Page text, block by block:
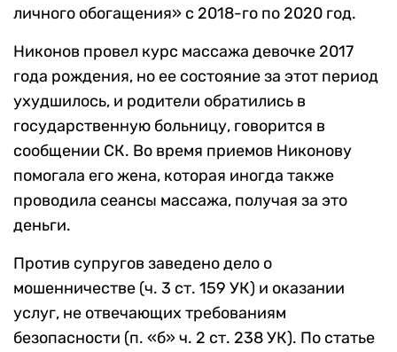
личного обогащения» с 2018-го по 2020 год.
Никонов провел курс массажа девочке 2017
года рождения, но ее состояние за этот период
ухудшилось, и родители обратились в
государственную больницу, говорится в
сообщении СК. Во время приемов Никонову
помогала его жена, которая иногда также
проводила сеансы массажа, получая за это
деньги.
Против супругов заведено дело о
мошенничестве (ч. 3 ст. 159 УК) и оказании
услуг, не отвечающих требованиям
безопасности (п. «б» ч. 2 ст. 238 УК). По статье